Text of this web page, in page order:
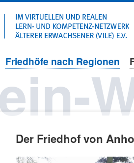
Friedhöfe nach Regionen
Der Friedhof von